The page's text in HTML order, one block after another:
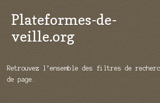
Aller
à
la
Aller
au
contenu
Plateformes-de-
veille.org
Répertoire d’ouitils
Retrouvez l’ensemble des filtres de
de page.